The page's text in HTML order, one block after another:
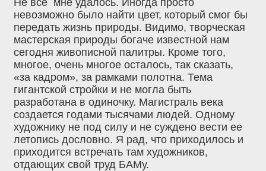
невозможно было найти цвет, который смог бы
передать жизнь природы. Видимо, творческая
мастерская природы богаче известной нам
сегодня живописной палитры. Кроме того,
многое, очень многое осталось, так сказать,
«за кадром», за рамками полотна. Тема
гигантской стройки и не могла быть
разработана в одиночку. Магистраль века
создается годами тысячами людей. Одному
художнику не под силу и не суждено вести ее
летопись дословно. Я рад, что приходилось и
приходится встречать там художников,
отдающих свой труд БАМу.